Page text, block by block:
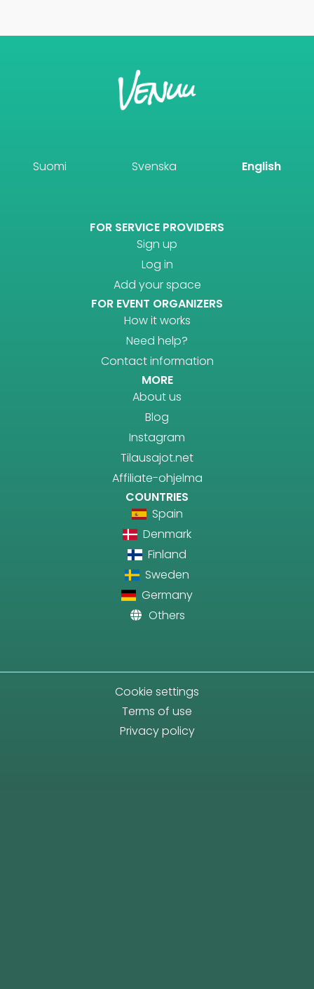
Suomi Svenska English
FOR SERVICE PROVIDERS
Sign up
Log in
Add your space
FOR EVENT ORGANIZERS
How it works
Need help?
Contact information
MORE
About us
Blog
Instagram
Tilausajot.net
Affiliate-ohjelma
COUNTRIES
Spain
Denmark
Finland
Sweden
Germany
Others
Cookie settings
Terms of use
Privacy policy